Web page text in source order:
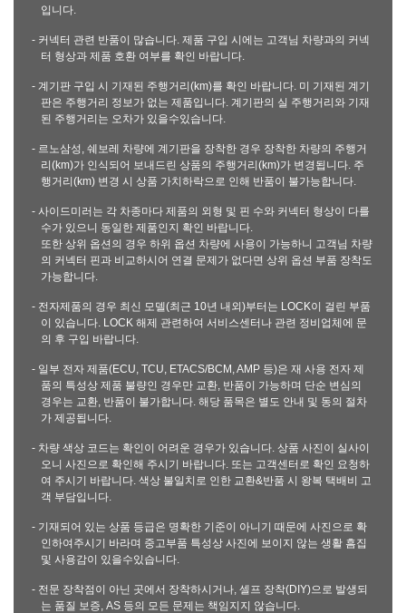
입니다.
- 커넥터 관련 반품이 많습니다. 제품 구입 시에는 고객님 차량과의 커넥
터 형상과 제품 호환 여부를 확인 바랍니다.
- 계기판 구입 시 기재된 주행거리(km)를 확인 바랍니다. 미 기재된 계기
판은 주행거리 정보가 없는 제품입니다. 계기판의 실 주행거리와 기재
된 주행거리는 오차가 있을수있습니다.
- 르노삼성, 쉐보레 차량에 계기판을 장착한 경우 장착한 차량의 주행거
리(km)가 인식되어 보내드린 상품의 주행거리(km)가 변경됩니다. 주
행거리(km) 변경 시 상품 가치하락으로 인해 반품이 불가능합니다.
- 사이드미러는 각 차종마다 제품의 외형 및 핀 수와 커넥터 형상이 다를
수가 있으니 동일한 제품인지 확인 바랍니다.
또한 상위 옵션의 경우 하위 옵션 차량에 사용이 가능하니 고객님 차량
의 커넥터 핀과 비교하시어 연결 문제가 없다면 상위 옵션 부품 장착도
가능합니다.
- 전자제품의 경우 최신 모델(최근 10년 내외)부터는 LOCK이 걸린 부품
이 있습니다. LOCK 해제 관련하여 서비스센터나 관련 정비업체에 문
의 후 구입 바랍니다.
- 일부 전자 제품(ECU, TCU, ETACS/BCM, AMP 등)은 재 사용 전자 제
품의 특성상 제품 불량인 경우만 교환, 반품이 가능하며 단순 변심의
경우는 교환, 반품이 불가합니다. 해당 품목은 별도 안내 및 동의 절차
가 제공됩니다.
- 차량 색상 코드는 확인이 어려운 경우가 있습니다. 상품 사진이 실사이
오니 사진으로 확인해 주시기 바랍니다. 또는 고객센터로 확인 요청하
여 주시기 바랍니다. 색상 불일치로 인한 교환&반품 시 왕복 택배비 고
객 부담입니다.
- 기재되어 있는 상품 등급은 명확한 기준이 아니기 때문에 사진으로 확
인하여주시기 바라며 중고부품 특성상 사진에 보이지 않는 생활 흠집
및 사용감이 있을수있습니다.
- 전문 장착점이 아닌 곳에서 장착하시거나, 셀프 장착(DIY)으로 발생되
는 품질 보증, AS 등의 모든 문제는 책임지지 않습니다.